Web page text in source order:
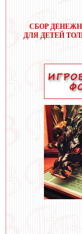
СБОР
ДЛЯ ДЕТЕЙ